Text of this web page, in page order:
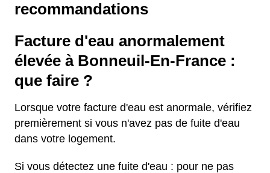
recommandations
Facture d'eau anormalement
élevée à Bonneuil-En-France :
que faire ?
Lorsque votre facture d'eau est anormale, vérifiez
premièrement si vous n'avez pas de fuite d'eau
dans votre logement.
Si vous détectez une fuite d'eau : pour ne pas